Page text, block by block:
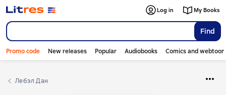
Find
Log in My Books
Promo code New releases Popular Audiobooks Comics and
Лебэл Дан